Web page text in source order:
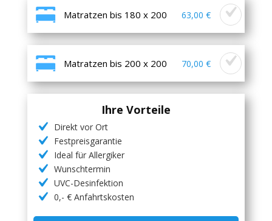
Matratzen bis 180 x 200 63,00 €
Matratzen bis 200 x 200 70,00 €
Ihre Vorteile
Direkt vor Ort
Festpreisgarantie
Ideal für Allergiker
Wunschtermin
UVC-Desinfektion
0,- € Anfahrtskosten